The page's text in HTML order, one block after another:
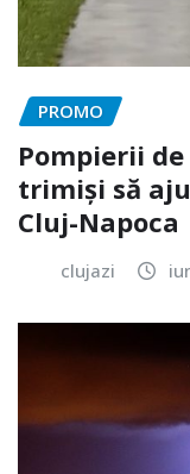
PROMO
Pompierii
trimiși să
Cluj-Napoca
clujazi